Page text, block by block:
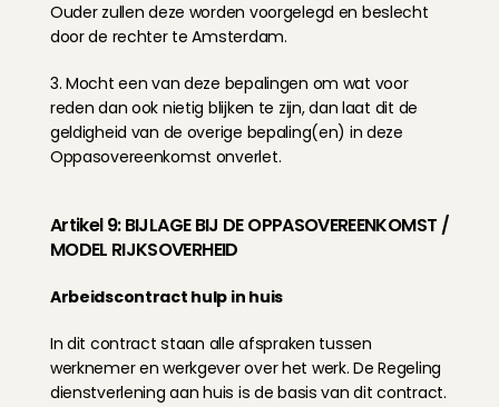
Ouder zullen deze worden voorgelegd en beslecht
door de rechter te Amsterdam.
3. Mocht een van deze bepalingen om wat voor
reden dan ook nietig blijken te zijn, dan laat dit de
geldigheid van de overige bepaling(en) in deze
Oppasovereenkomst onverlet.
Artikel 9: BIJLAGE BIJ DE OPPASOVEREENKOMST /
MODEL RIJKSOVERHEID
Arbeidscontract hulp in huis
In dit contract staan alle afspraken tussen
werknemer en werkgever over het werk. De Regeling
dienstverlening aan huis is de basis van dit contract.